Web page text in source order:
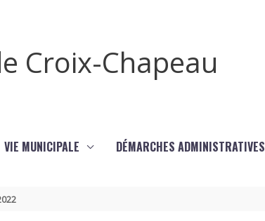
Croix-Chapeau
VIE MUNICIPALE DÉMARCHES ADMINISTRATIVES